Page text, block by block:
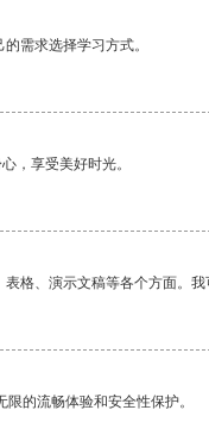
需求选择学习方式。
，享受美好时光。
格、演示文稿等各个方面。
的流畅体验和安全性保护。